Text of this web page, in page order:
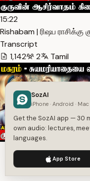
15:22
Rishabam | ரிஷப
Transcript
1,142
2 Tamil
Magaram | எந்த வேலை
We use cookies to enhance
SozAI
iPhone · Android · Mac
Get the SozAI app — 30
own audio: lectures,
languages.
App Store